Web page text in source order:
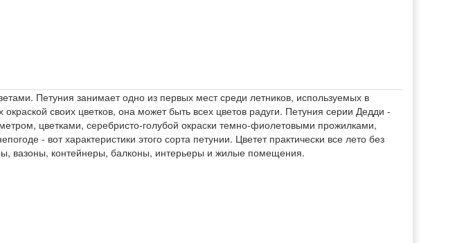
Петуния занимает одно из первых мест среди летников, используемых в
своих цветков, она может быть всех цветов радуги. Петуния серии Дедди -
цветками, серебристо-голубой окраски темно-фиолетовыми прожилками,
- вот характеристики этого сорта петунии. Цветет практически все лето без
вазоны, контейнеры, балконы, интерьеры и жилые помещения.